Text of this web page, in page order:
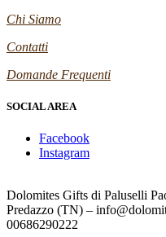
Chi Siamo
Contatti
Domande Frequenti
SOCIAL AREA
Facebook
Instagram
Dolomites Gifts di Paluselli
Predazzo (TN) –
00686290222